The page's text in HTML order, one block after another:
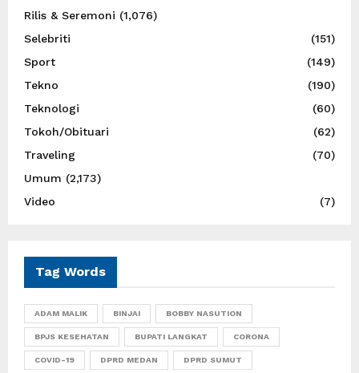
Rilis & Seremoni (1,076)
Selebriti
(151)
Sport
(149)
Tekno
(190)
Teknologi
(60)
Tokoh/Obituari
(62)
Traveling
(70)
Umum (2,173)
Video
(7)
Tag Words
ADAM MALIK BINJAI BOBBY NASUTION
BPJS KESEHATAN BUPATI LANGKAT CORONA
COVID-19 DPRD MEDAN DPRD SUMUT